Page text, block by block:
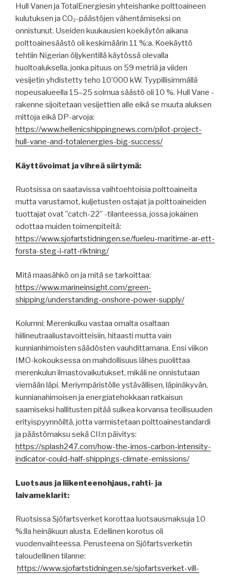
Hull Vanen ja TotalEnergiesin yhteishanke polttoaineen
kulutuksen ja CO₂-päästöjen vähentämiseksi on
onnistunut. Useiden kuukausien koekäytön aikana
polttoainesäästö oli keskimäärin 11 %:a. Koekäyttö
tehtiin Nigerian öljykentillä käytössä olevalla
huoltoaluksella, jonka pituus on 59 metriä ja viiden
vesijetin yhdistetty teho 10’000 kW. Tyypillisimmällä
nopeusalueella 15–25 solmua säästö oli 10 %. Hull Vane -
rakenne sijoitetaan vesijettien alle eikä se muuta aluksen
mittoja eikä DP-arvoja:
https://www.hellenicshippingnews.com/pilot-project-
hull-vane-and-totalenergies-big-success/
Käyttövoimat ja vihreä siirtymä:
Ruotsissa on saatavissa vaihtoehtoisia polttoaineita
mutta varustamot, kuljetusten ostajat ja polttoaineiden
tuottajat ovat ”catch-22” -tilanteessa, jossa jokainen
odottaa muiden toimenpiteitä:
https://www.sjofartstidningen.se/fueleu-maritime-ar-ett-
forsta-steg-i-ratt-riktning/
Mitä maasähkö on ja mitä se tarkoittaa:
https://www.marineinsight.com/green-
shipping/understanding-onshore-power-supply/
Kolumni: Merenkulku vastaa omalta osaltaan
hiilineutraaliustavoitteisiin, hitaasti mutta vain
kunnianhimoisten säädösten vauhdittamana. Ensi viikon
IMO-kokouksessa on mahdollisuus lähes puolittaa
merenkulun ilmastovaikutukset, mikäli ne onnistutaan
viemään läpi. Meriympäristölle ystävällisen, läpinäkyvän,
kunnianahimoisen ja energiatehokkaan ratkaisun
saamiseksi hallitusten pitää sulkea korvansa teollisuuden
erityispyynnöiltä, jotta varmistetaan polttoainestandardi
ja päästömaksu sekä CII:n päivitys:
https://splash247.com/how-the-imos-carbon-intensity-
indicator-could-half-shippings-climate-emissions/
Luotsaus ja liikenteenohjaus, rahti- ja
laivameklarit:
Ruotsissa Sjöfartsverket korottaa luotsausmaksuja 10
%:lla heinäkuun alusta. Edellinen korotus oli
vuodenvaihteessa. Perusteena on Sjöfartsverketin
taloudellinen tilanne:
https://www.sjofartstidningen.se/sjofartsverket-vill-